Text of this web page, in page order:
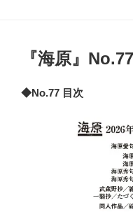
『海原』
◆No.77 目次